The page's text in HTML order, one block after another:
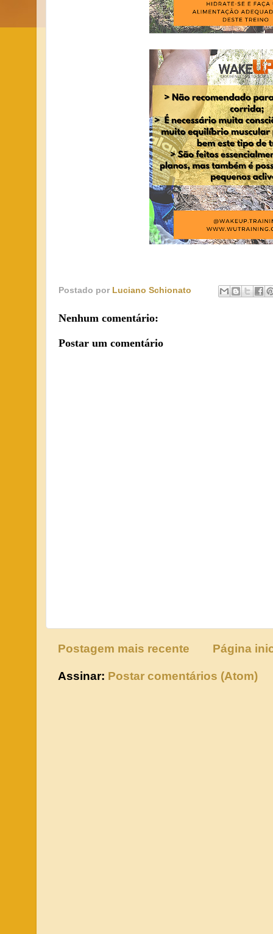
Postado por Luciano Schionato
Nenhum comentário:
Postar um comentário
Postagem mais recente Página
Assinar: Postar comentários (Atom)